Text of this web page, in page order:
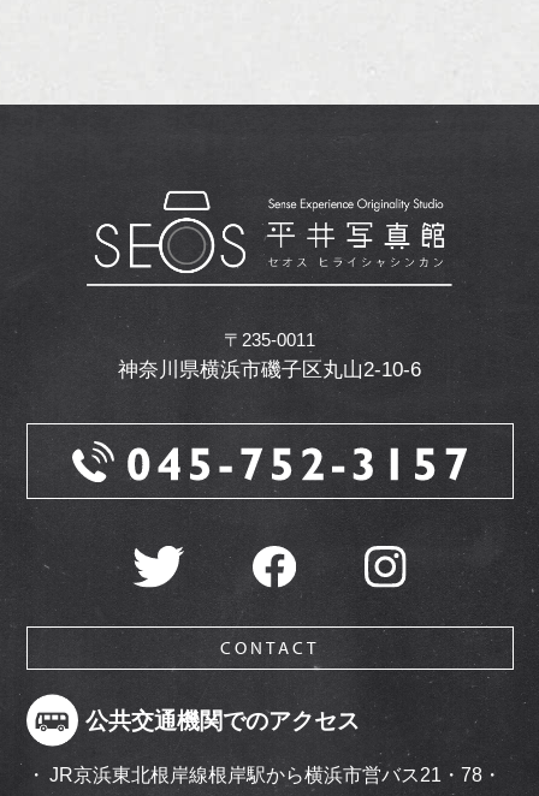
〒235-0011
神奈川県横浜市磯子区丸山2-10-6
CONTACT
公共交通機関でのアクセス
JR京浜東北根岸線根岸駅から横浜市営バス21・78・